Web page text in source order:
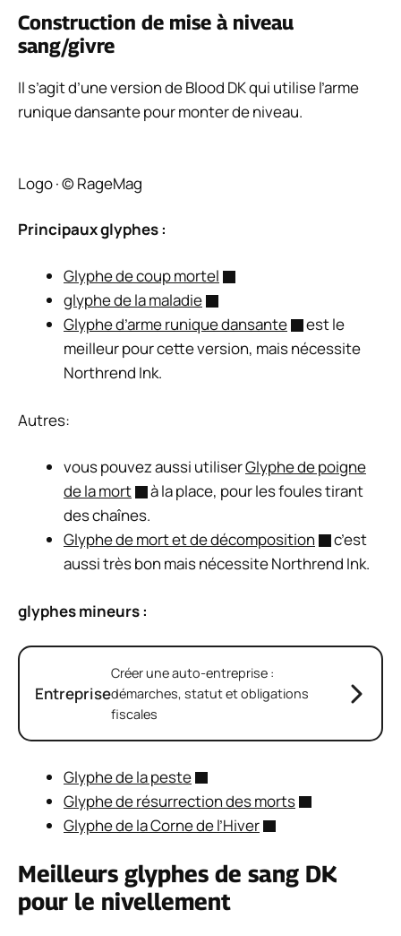
Construction de mise à niveau
sang/givre
Il s’agit d’une version de Blood DK qui utilise l’arme
runique dansante pour monter de niveau.
Logo · © RageMag
Principaux glyphes :
Glyphe de coup mortel
glyphe de la maladie
Glyphe d’arme runique dansante
est le
meilleur pour cette version, mais nécessite
Northrend Ink.
Autres:
vous pouvez aussi utiliserGlyphe de poigne
de la mort
à la place, pour les foules tirant
des chaînes.
Glyphe de mort et de décomposition
c’est
aussi très bon mais nécessite Northrend Ink.
glyphes mineurs :
Entreprise
Créer une auto-entreprise :
démarches, statut et obligations
fiscales
Glyphe de la peste
Glyphe de résurrection des morts
Glyphe de la Corne de l’Hiver
Meilleurs glyphes de sang DK
pour le nivellement